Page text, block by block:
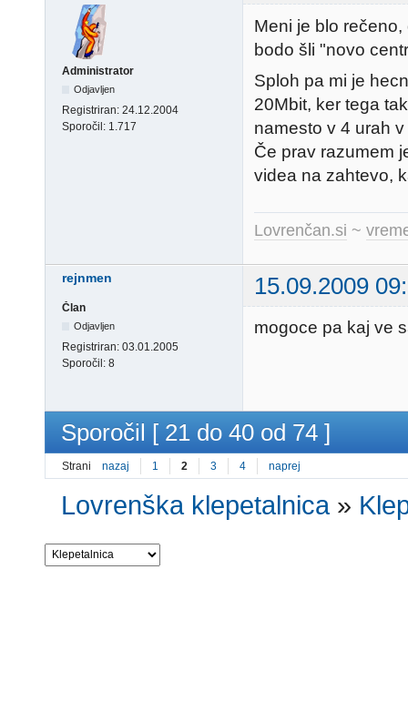
Administrator
Odjavljen
Registriran: 24.12.2004
Sporočil: 1.717
Meni je blo
bodo šli "novo
Sploh pa mi je
20Mbit, ker tega
namesto v 4 urah
Če prav razumem
videa na zahtevo,
Lovrenčan.si ~
rejnmen 15.09.2009
Član
Odjavljen
Registriran: 03.01.2005
Sporočil: 8
mogoce pa kaj ve
Sporočil [ 21 do 40 od 74 ]
Strani nazaj 1 2 3 4 naprej
Lovrenška klepetalnica »